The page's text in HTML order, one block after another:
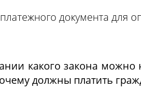
документа для
какого закона можно
должны платить